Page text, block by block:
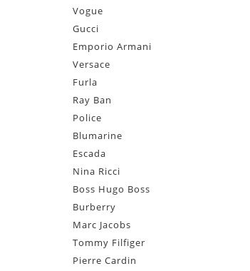
Vogue
Gucci
Emporio Armani
Versace
Furla
Ray Ban
Police
Blumarine
Escada
Nina Ricci
Boss Hugo Boss
Burberry
Marc Jacobs
Tommy Filfiger
Pierre Cardin